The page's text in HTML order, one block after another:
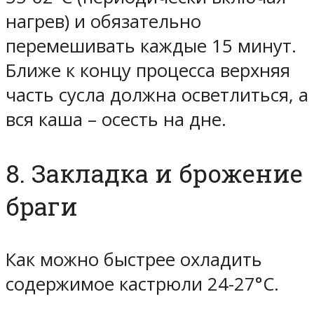
нагрев) и обязательно
перемешивать каждые 15 минут.
Ближе к концу процесса верхняя
часть сусла должна осветлиться, а
вся каша – осесть на дне.
8. Закладка и брожение
браги
Как можно быстрее охладить
содержимое кастрюли 24-27°C.